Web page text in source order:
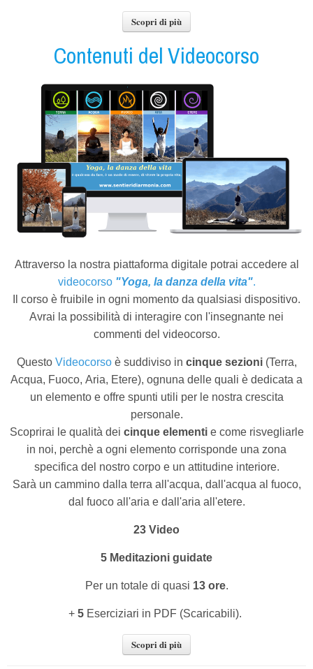
Scopri di più
Contenuti del Videocorso
Attraverso la nostra piattaforma digitale potrai accedere al
videocorso "Yoga, la danza della vita".
Il corso è fruibile in ogni momento da qualsiasi dispositivo.
Avrai la possibilità di interagire con l'insegnante nei
commenti del videocorso.
Questo Videocorsoè suddiviso in cinque sezioni (Terra,
Acqua, Fuoco, Aria, Etere), ognuna delle quali è dedicata a
un elemento e offre spunti utili per le nostra crescita
personale.
Scoprirai le qualità dei cinque elementie come risvegliarle
in noi, perchè a ogni elemento corrisponde una zona
specifica del nostro corpo e un attitudine interiore.
Sarà un cammino dalla terra all'acqua, dall'acqua al fuoco,
dal fuoco all'aria e dall'aria all'etere.
23 Video
5 Meditazioni guidate
Per un totale di quasi 13 ore.
+ 5 Eserciziari in PDF (Scaricabili).
Scopri di più